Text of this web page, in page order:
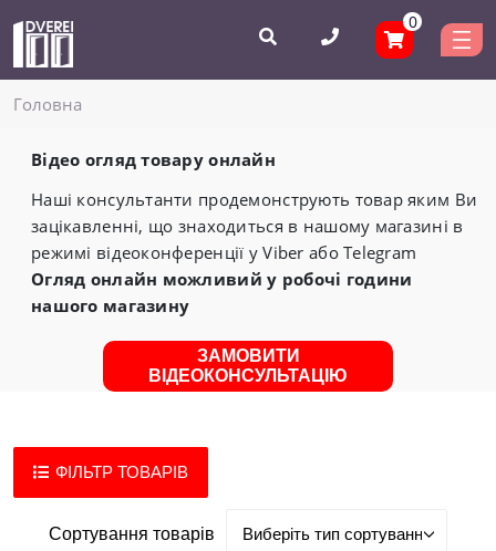
0
Головнa
Відео огляд товару онлайн
Наші консультанти продемонструють товар яким Ви
зацікавленні, що знаходиться в нашому магазині в
режимі відеоконференції у Viber або Telegram
Огляд онлайн можливий у робочі години
нашого магазину
ЗАМОВИТИ
ВІДЕОКОНСУЛЬТАЦІЮ
ФІЛЬТР ТОВАРІВ
Сортування товарів